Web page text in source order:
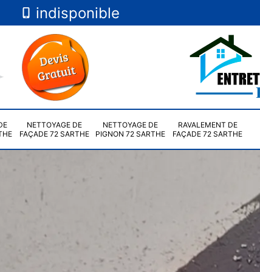
indisponible
NETTOYAGE DE
FAÇADE 72 SARTHE
NETTOYAGE DE
PIGNON 72 SARTHE
RAVALEMENT DE
FAÇADE 72 SARTHE